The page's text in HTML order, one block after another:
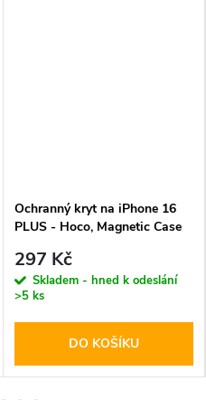
Ochranný kryt na iPhone 16
PLUS - Hoco, Magnetic Case
297 Kč
Skladem - hned k odeslání
>5 ks
DO KOŠÍKU